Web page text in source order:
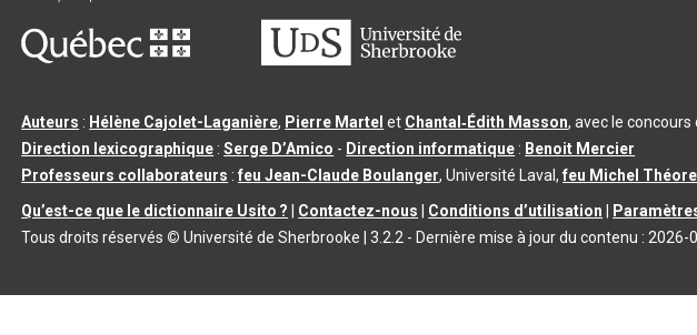
Auteurs : Hélène Cajolet-Laganière, Pierre Martel et Chantal‑Édith Masson, avec le concours
Direction lexicographique :Serge D’Amico - Direction informatique : Benoit Mercier
Professeurs collaborateurs :feu Jean-Claude Boulanger, Université Laval,feu Michel
Qu’est-ce que le dictionnaire Usito ?
Contactez-nous Conditions d’utilisation
Tous droits réservés © Université de Sherbrooke |3.2.2 - Dernière mise à jour du contenu : 2026-